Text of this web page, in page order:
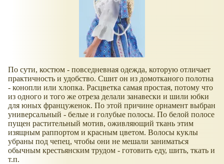
По сути, костюм - повседневная одежда, которую отличает
практичность и удобство. Сшит он из домотканого полотна
- конопли или хлопка. Расцветка самая простая, потому что
из одного и того же отреза делали занавески и шили юбки
для юных француженок. По этой причине орнамент выбран
универсальный - белые и голубые полосы. По белой полосе
пущен растительный мотив, оживляющий ткань этим
изящным раппортом и красным цветом. Волосы куклы
убраны под чепец, чтобы они не мешали заниматься
обычным крестьянским трудом - готовить еду, шить, ткать и
т.п.